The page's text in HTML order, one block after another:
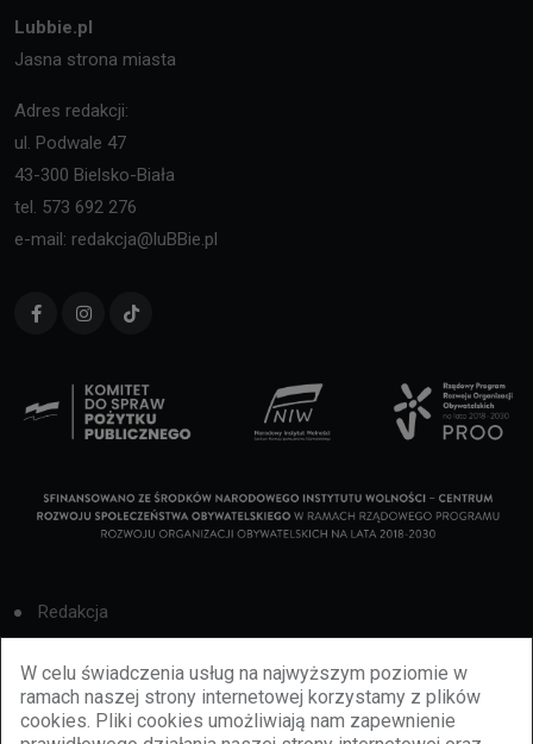
W celu świadczenia usług na najwyższym poziomie w
ramach naszej strony internetowej korzystamy z plików
cookies. Pliki cookies umożliwiają nam zapewnienie
Lubbie.pl
Jasna strona miasta
Adres redakcji:
ul. Podwale 47
43-300 Bielsko-Biała
tel. 573 692 276
e-mail: redakcja@luBBie.pl
Redakcja
Cookies
Reklama